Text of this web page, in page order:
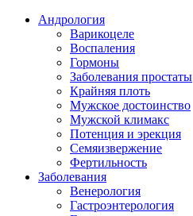
Андрология
Варикоцеле
Воспаления
Гормоны
Заболевания простаты
Крайняя плоть
Мужское достоинство
Мужской климакс
Потенция и эрекция
Семяизвержение
Фертильность
Заболевания
Венерология
Гастроэнтерология